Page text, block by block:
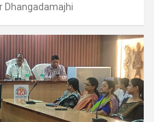
Dhangadamajhi